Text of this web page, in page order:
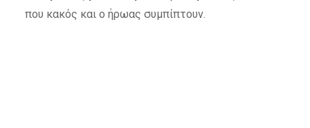
που κακός και ο ήρωας συμπίπτουν.